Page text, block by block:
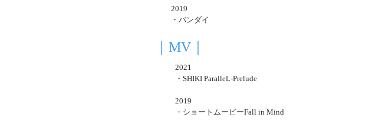
2019
​・バンダイ
｜MV｜
2021
​・SHIKI ParalleL-Prelude
2019
​・ショートムービーFall in Mind